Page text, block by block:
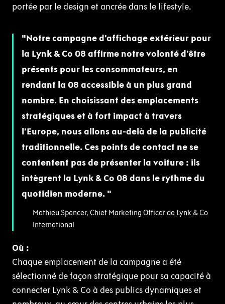
portée par le design et ancrée dans le lifestyle.
Notre campagne d’affichage extérieur pour
la Lynk & Co 08 affirme notre volonté d’être
présents pour les consommateurs, en
rendant la 08 accessible à un plus grand
nombre. En choisissant des emplacements
stratégiques et à fort impact à travers
l’Europe, nous allons au-delà de la publicité
traditionnelle. Ces points de contact ne se
contentent pas de présenter la voiture : ils
intègrent la Lynk & Co 08 dans le rythme du
quotidien moderne.
Mathieu Spencer, Chief Marketing Officer de Lynk & Co
International
Où :
Chaque emplacement de la campagne a été
sélectionné de façon stratégique pour sa capacité à
connecter Lynk & Co à des publics dynamiques et